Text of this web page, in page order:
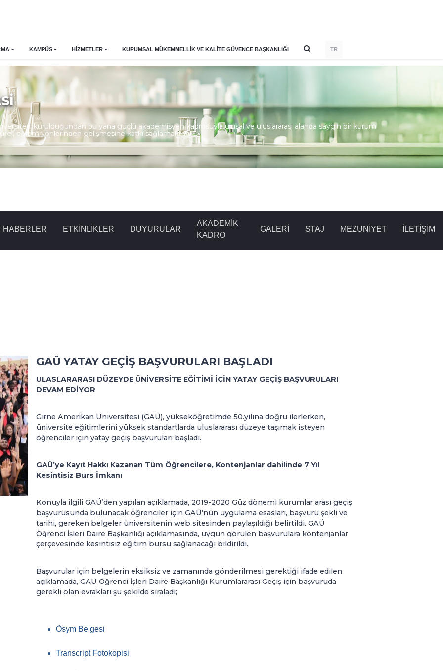
KAMPÜS HİZMETLER KURUMSAL MÜKEMMELLIK VE KALITE GÜVENCE BAŞKANLIĞI TR
kurulduğundan bu yana güçlü akademisyen kadrosuyla ulusal ve uluslararası alanda saygın bir kurum
eğitim yönlerinden gelişmesine katkı sağlamaktadır.
HABERLER ETKINLIKLER DUYURULAR
AKADEMİK
KADRO
GALERİ STAJ MEZUNİYET İLETİŞİM
GAÜ YATAY GEÇİŞ BAŞVURULARI BAŞLADI
ULASLARARASI DÜZEYDE ÜNİVERSİTE EĞİTİMİ İÇİN YATAY GEÇİŞ BAŞVURULARI
DEVAM EDİYOR
Girne Amerikan Üniversitesi (GAÜ), yükseköğretimde 50.yılına doğru ilerlerken,
üniversite eğitimlerini yüksek standartlarda uluslararası düzeye taşımak isteyen
öğrenciler için yatay geçiş başvuruları başladı.
GAÜ’ye Kayıt Hakkı Kazanan Tüm Öğrencilere, Kontenjanlar dahilinde 7 Yıl
Kesintisiz Burs İmkanı
Konuyla ilgili GAÜ’den yapılan açıklamada, 2019-2020 Güz dönemi kurumlar arası geçiş
başvurusunda bulunacak öğrenciler için GAÜ’nün uygulama esasları, başvuru şekli ve
tarihi, gereken belgeler üniversitenin web sitesinden paylaşıldığı belirtildi. GAÜ
Öğrenci İşleri Daire Başkanlığı açıklamasında, uygun görülen başvurulara kontenjanlar
çerçevesinde kesintisiz eğitim bursu sağlanacağı bildirildi.
Başvurular için belgelerin eksiksiz ve zamanında gönderilmesi gerektiği ifade edilen
açıklamada, GAÜ Öğrenci İşleri Daire Başkanlığı Kurumlararası Geçiş için başvuruda
gerekli olan evrakları şu şekilde sıraladı;
Ösym Belgesi
Transcript Fotokopisi